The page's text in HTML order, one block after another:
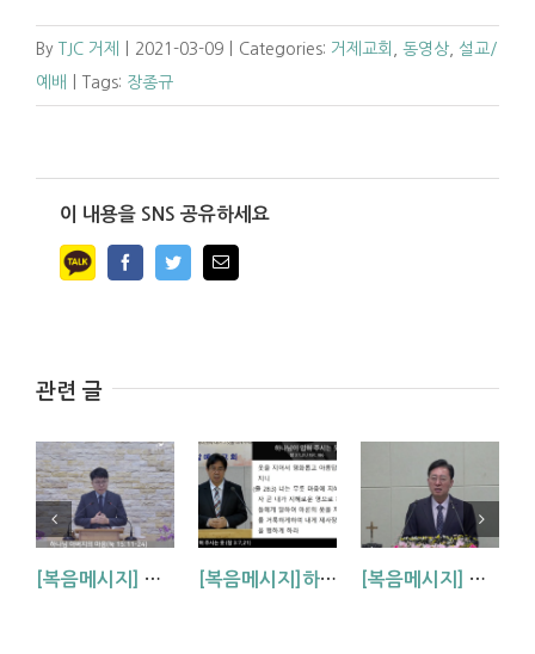
By TJC 거제 2021-03-09 Categories: 거제교회 동영상
설교/
예배
Tags: 장종규
이 내용을 SNS 공유하세요
FacebookTwitterEmail
관련 글
[복음메시지] 하나님 아버지의 마음 (눅15:11~24) [복음메시지]하나님이 입혀주시는 옷 (창 3:7,21) [복음메시지] 엘리야 때(사도시대)처럼 (왕하 2:1-14)